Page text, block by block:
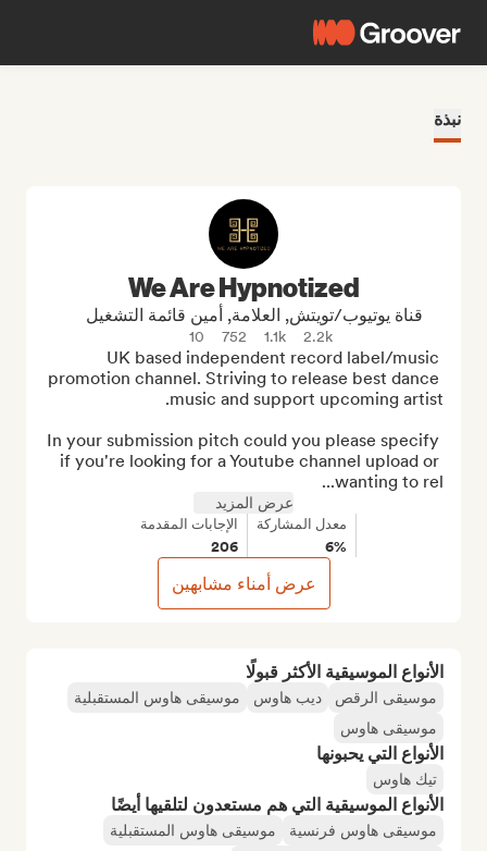
نبذة
الأنواع الموسيقية الأكثر قبولًا
موسيقى الرقص ديب هاوس
موسيقى هاوس المستقبلية
موسيقى هاوس
الأنواع التي يحبونها
تيك هاوس
الأنواع الموسيقية التي هم مستعدون لتلقيها أيضًا
موسيقى هاوس فرنسية
موسيقى هاوس المستقبلية
We Are Hypnotized
قناة يوتيوب/تويتش, العلامة, أمين قائمة التشغيل
2.2k
1.1k
752
10
UK based independent record label/music
promotion channel. Striving to release best dance
In your submission pitch could you please specify
if you're looking for a Youtube channel upload or
wanting to rel...
عرض المزيد
معدل المشاركة
6%
الإجابات المقدمة
206
عرض أمناء مشابهين